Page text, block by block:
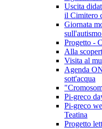
Uscita
il Cimitero
Giornata
Progetto -
Alla
Visita al
Agenda
sott'acqua
Pi-greco
Pi-greco
Teatina
Progetto